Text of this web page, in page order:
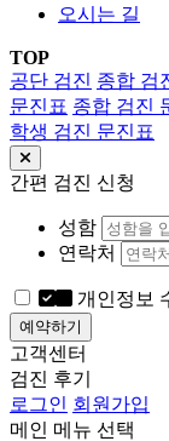
오시는 길
TOP
공단 검진 종합 검
문진표 종합 검진
학생 검진 문진표
간편 검진 신청
성함
연락처
개인정보
예약하기
고객센터
검진 후기
로그인 회원가입
메인 메뉴 선택